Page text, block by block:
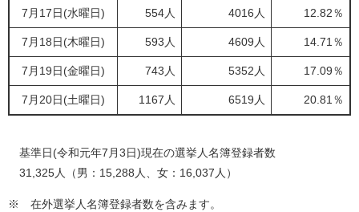
7月17日(水曜日) 554人 4016人 12.82％
7月18日(木曜日) 593人 4609人 14.71％
7月19日(金曜日) 743人 5352人 17.09％
7月20日(土曜日) 1167人 6519人 20.81％
基準日(令和元年7月3日)現在の選挙人名簿登録者数
31,325人（男：15,288人、女：16,037人）
※ 在外選挙人名簿登録者数を含みます。